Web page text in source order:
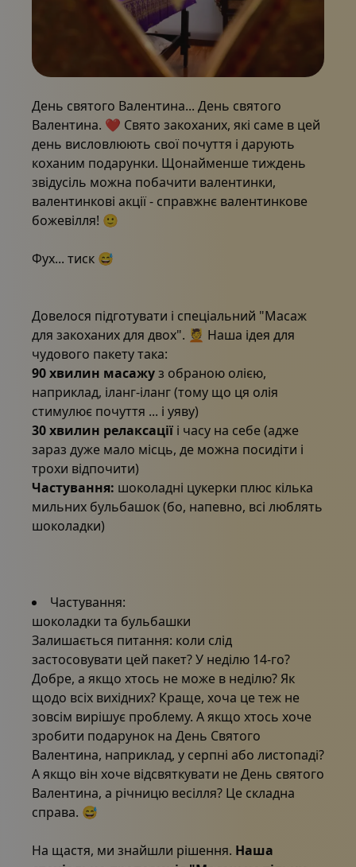
Пакети
Новини
Інтернет-магазин
Дзвоніть нам.
Забронюйте, зв'яжіться з нами
День святого Валентина... День святого
Валентина. ❤️️ Свято закоханих, які саме в цей
день висловлюють свої почуття і дарують
коханим подарунки. Щонайменше тиждень
звідусіль можна побачити валентинки,
валентинкові акції - справжнє валентинкове
божевілля! 🙂
Фух... тиск 😅
Довелося підготувати і спеціальний "Масаж
для закоханих для двох". 💆 Наша ідея для
чудового пакету така:
90 хвилин масажуз обраною олією,
наприклад, іланг-іланг (тому що ця олія
стимулює почуття ... і уяву)
30 хвилин релаксації і часу на себе (адже
зараз дуже мало місць, де можна посидіти і
трохи відпочити)
Частування: шоколадні цукерки плюс кілька
мильних бульбашок (бо, напевно, всі люблять
шоколадки)
Частування:
шоколадки та бульбашки
Залишається питання: коли слід
застосовувати цей пакет? У неділю 14-го?
Добре, а якщо хтось не може в неділю? Як
щодо всіх вихідних? Краще, хоча це теж не
зовсім вирішує проблему. А якщо хтось хоче
зробити подарунок на День Святого
Валентина, наприклад, у серпні або листопаді?
А якщо він хоче відсвяткувати не День святого
Валентина, а річницю весілля? Це складна
справа. 😅
На щастя, ми знайшли рішення. Наша